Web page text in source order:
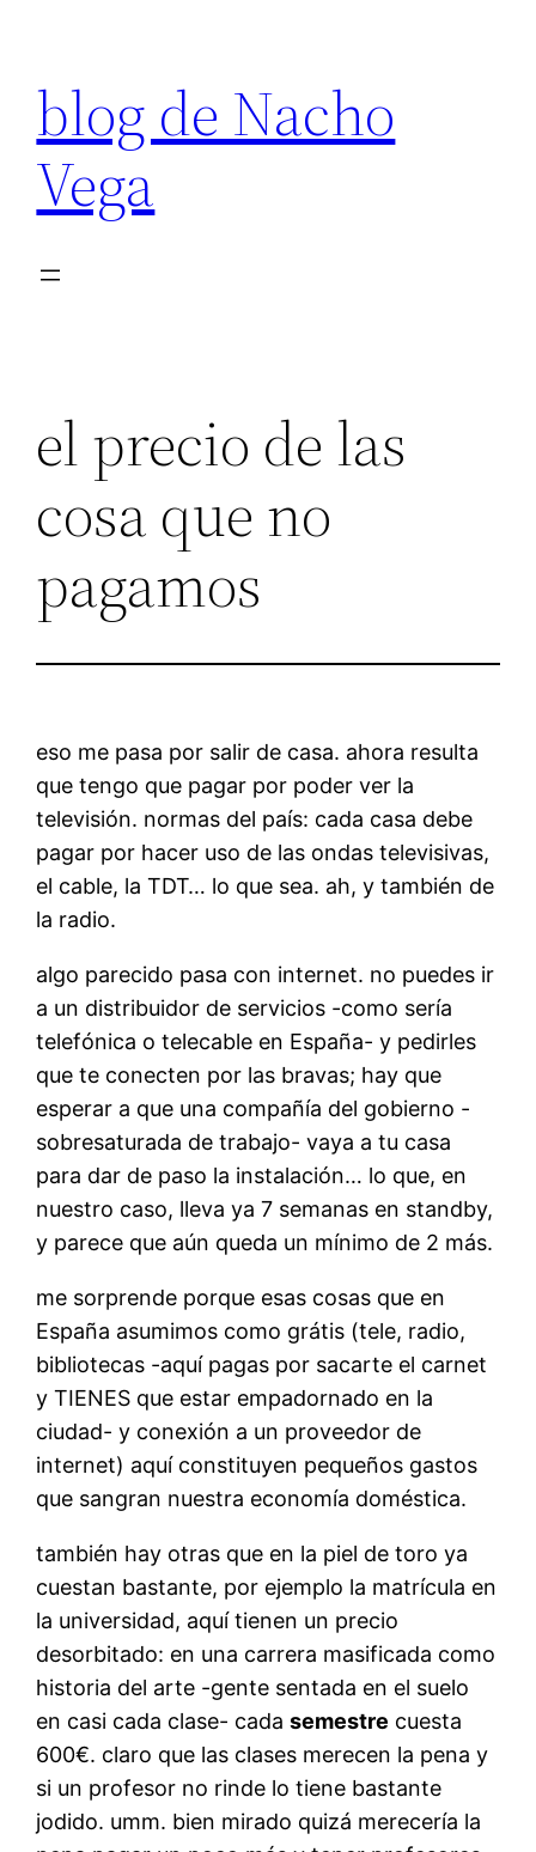
contenido
blog de Nacho
Vega
el precio de las
cosa que no
pagamos
eso me pasa por salir de casa. ahora resulta
que tengo que pagar por poder ver la
televisión. normas del país: cada casa debe
pagar por hacer uso de las ondas televisivas,
el cable, la TDT… lo que sea. ah, y también de
la radio.
algo parecido pasa con internet. no puedes ir
a un distribuidor de servicios -como sería
telefónica o telecable en España- y pedirles
que te conecten por las bravas; hay que
esperar a que una compañía del gobierno -
sobresaturada de trabajo- vaya a tu casa
para dar de paso la instalación… lo que, en
nuestro caso, lleva ya 7 semanas en standby,
y parece que aún queda un mínimo de 2 más.
me sorprende porque esas cosas que en
España asumimos como grátis (tele, radio,
bibliotecas -aquí pagas por sacarte el carnet
y TIENES que estar empadornado en la
ciudad- y conexión a un proveedor de
internet) aquí constituyen pequeños gastos
que sangran nuestra economía doméstica.
también hay otras que en la piel de toro ya
cuestan bastante, por ejemplo la matrícula en
la universidad, aquí tienen un precio
desorbitado: en una carrera masificada como
historia del arte -gente sentada en el suelo
en casi cada clase- cadasemestre cuesta
600€. claro que las clases merecen la pena y
si un profesor no rinde lo tiene bastante
jodido. umm. bien mirado quizá merecería la